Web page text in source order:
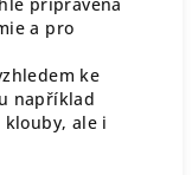
a pro
ke
například
ale i